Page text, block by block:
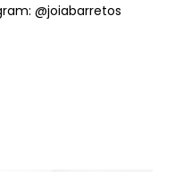
@joiabarretos